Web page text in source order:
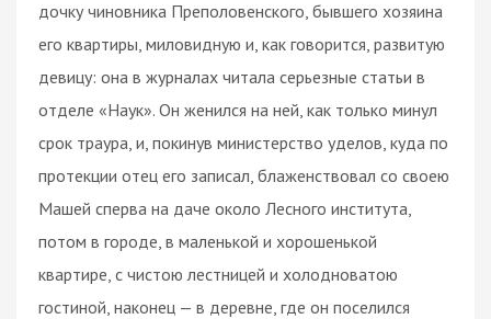
дочку чиновника Преполовенского, бывшего хозяина
его квартиры, миловидную и, как говорится, развитую
девицу: она в журналах читала серьезные статьи в
отделе «Наук». Он женился на ней, как только минул
срок траура, и, покинув министерство уделов, куда по
протекции отец его записал, блаженствовал со своею
Машей сперва на даче около Лесного института,
потом в городе, в маленькой и хорошенькой
квартире, с чистою лестницей и холодноватою
гостиной, наконец — в деревне, где он поселился